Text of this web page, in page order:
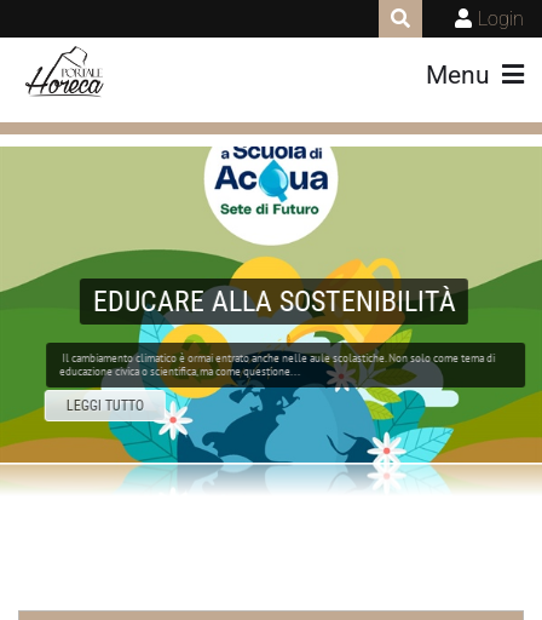
Login
Menu
EDUCARE ALLA SOSTENIBILITÀ
Il cambiamento climatico è ormai entrato anche nelle aule scolastiche. Non solo come tema di
educazione civica o scientifica, ma come questione...
LEGGI TUTTO